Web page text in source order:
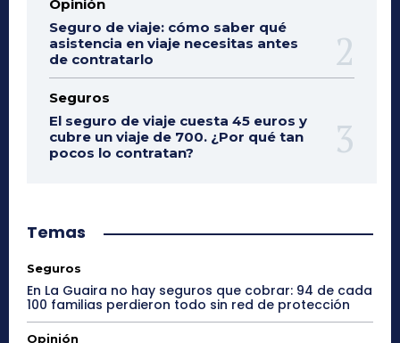
Opinión
Seguro de viaje: cómo saber qué
asistencia en viaje necesitas antes
de contratarlo
Seguros
El seguro de viaje cuesta 45 euros y
cubre un viaje de 700. ¿Por qué tan
pocos lo contratan?
Temas
Seguros
En La Guaira no hay seguros que cobrar: 94 de cada
100 familias perdieron todo sin red de protección
Opinión